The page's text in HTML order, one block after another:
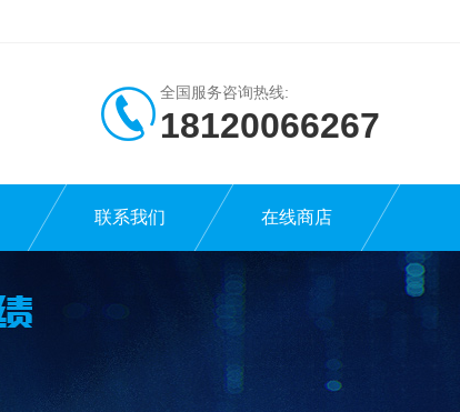
全国服务咨询热线:
18120066267
联系我们 在线商店